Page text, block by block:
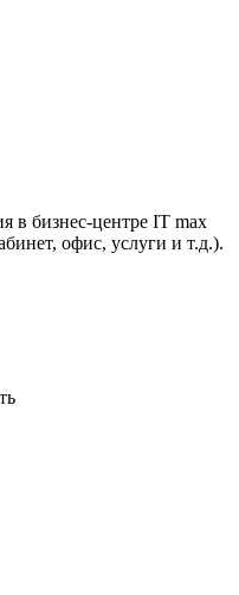
в бизнес-центре IT max
офис, услуги и т.д.).